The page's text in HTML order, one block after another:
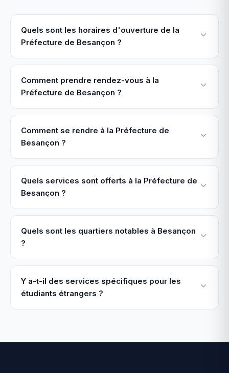
Quels sont les horaires d'ouverture de la
Préfecture de Besançon ?
Comment prendre rendez-vous à la
Préfecture de Besançon ?
Comment se rendre à la Préfecture de
Besançon ?
Quels services sont offerts à la Préfecture de
Besançon ?
Quels sont les quartiers notables à Besançon
?
Y a-t-il des services spécifiques pour les
étudiants étrangers ?